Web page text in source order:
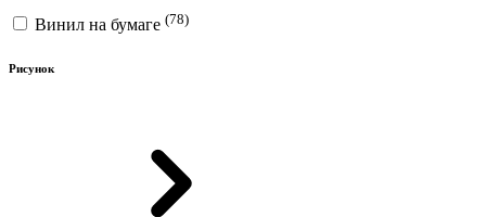
Винил на бумаге (78)
Рисунок